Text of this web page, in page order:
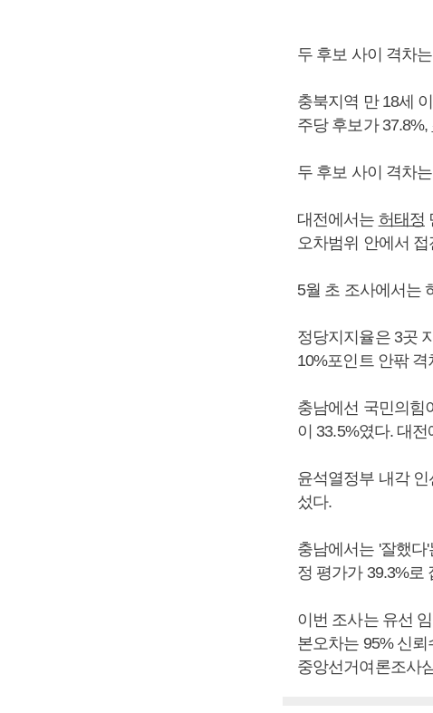
두 후보 사이 격차
충북지역 만 18세
주당 후보가 37.8%,
두 후보 사이 격차
대전에서는 허태정
오차범위 안에서
5월 초 조사에서는
정당지지율은 3곳
10%포인트 안팎
충남에선 국민의힘
이 33.5%였다. 대
윤석열정부 내각
섰다.
충남에서는 '잘했다
정 평가가 39.3%로
이번 조사는 유선
본오차는 95% 신
중앙선거여론조사